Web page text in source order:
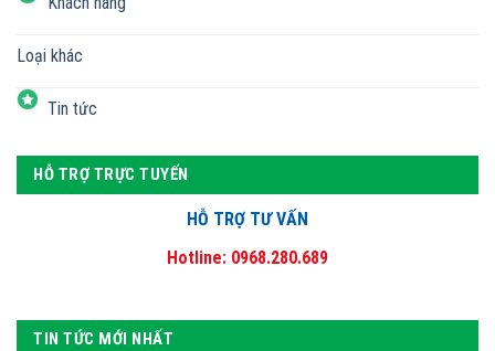
Loại khác
Tin tức
HỖ TRỢ TRỰC TUYẾN
HỖ TRỢ TƯ VẤN
Hotline: 0968.280.689
TIN TỨC MỚI NHẤT